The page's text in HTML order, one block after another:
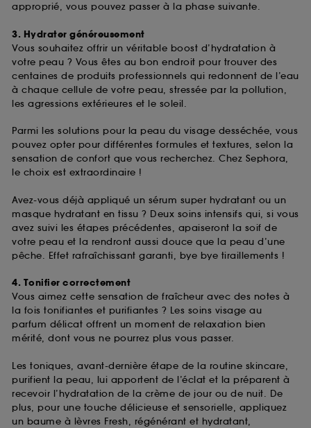
approprié, vous pouvez passer à la phase suivante.
3. Hydrater généreusement
Vous souhaitez offrir un véritable boost d’hydratation à
votre peau ? Vous êtes au bon endroit pour trouver des
centaines de produits professionnels qui redonnent de l’eau
à chaque cellule de votre peau, stressée par la pollution,
les agressions extérieures et le soleil.
Parmi les solutions pour la peau du visage desséchée, vous
pouvez opter pour différentes formules et textures, selon la
sensation de confort que vous recherchez. Chez Sephora,
le choix est extraordinaire !
Avez-vous déjà appliqué un sérum super hydratant ou un
masque hydratant en tissu ? Deux soins intensifs qui, si vous
avez suivi les étapes précédentes, apaiseront la soif de
votre peau et la rendront aussi douce que la peau d’une
pêche. Effet rafraîchissant garanti, bye bye tiraillements !
4. Tonifier correctement
Vous aimez cette sensation de fraîcheur avec des notes à
la fois tonifiantes et purifiantes ? Les soins visage au
parfum délicat offrent un moment de relaxation bien
mérité, dont vous ne pourrez plus vous passer.
Les toniques, avant-dernière étape de la routine skincare,
purifient la peau, lui apportent de l’éclat et la préparent à
recevoir l’hydratation de la crème de jour ou de nuit. De
plus, pour une touche délicieuse et sensorielle, appliquez
un baume à lèvres Fresh, régénérant et hydratant,